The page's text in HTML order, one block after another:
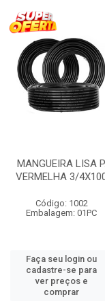
MANGUEIRA LISA P.
VERMELHA 3/
Código: 1002
Embalagem: 01PC
Faça seu login ou
cadastre-se para
ver preços e
comprar